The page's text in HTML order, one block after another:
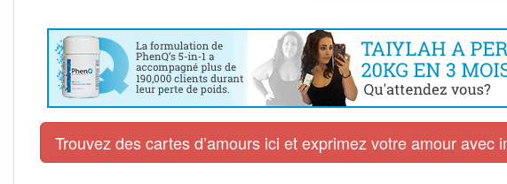
Trouvez des cartes d’amours ici et exprimez votre amour avec